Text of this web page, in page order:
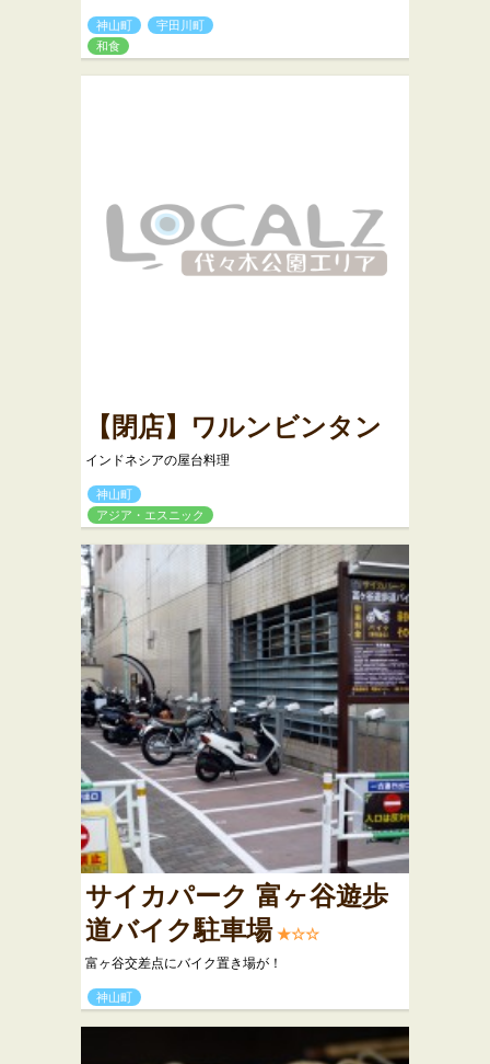
神山町
宇田川町
和食
【閉店】ワルンビンタン
インドネシアの屋台料理
神山町
アジア・エスニック
サイカパーク 富ヶ谷遊歩
道バイク駐車場 ★☆☆
富ヶ谷交差点にバイク置き場が！
神山町